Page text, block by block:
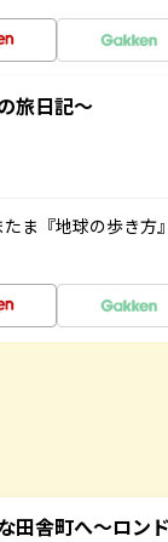
旅日記～
ま『地球の歩き方
田舎町へ～ロン